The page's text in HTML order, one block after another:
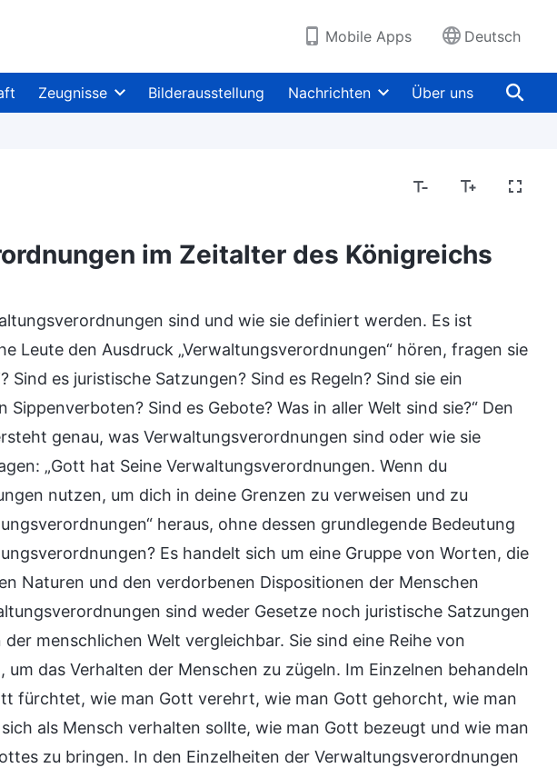
Mobile Apps Deutsch
Zeugnisse Bilderausstellung Nachrichten Über uns
im Zeitalter des Königreichs
sind und wie sie definiert werden. Es ist
Leute den Ausdruck „Verwaltungsverordnungen“ hören, fragen sie
Sind es juristische Satzungen? Sind es Regeln? Sind sie ein
Sind es Gebote? Was in aller Welt sind sie?“ Den
genau, was Verwaltungsverordnungen sind oder wie sie
„Gott hat Seine Verwaltungsverordnungen. Wenn du
nutzen, um dich in deine Grenzen zu verweisen und zu
heraus, ohne dessen grundlegende Bedeutung
Es handelt sich um eine Gruppe von Worten, die
Naturen und den verdorbenen Dispositionen der Menschen
sind weder Gesetze noch juristische Satzungen
menschlichen Welt vergleichbar. Sie sind eine Reihe von
das Verhalten der Menschen zu zügeln. Im Einzelnen behandeln
fürchtet, wie man Gott verehrt, wie man Gott gehorcht, wie man
als Mensch verhalten sollte, wie man Gott bezeugt und wie man
zu bringen. In den Einzelheiten der Verwaltungsverordnungen